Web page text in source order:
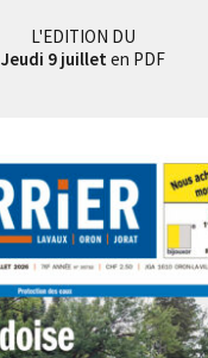
L'EDITION DU
Jeudi 9 juillet en PDF